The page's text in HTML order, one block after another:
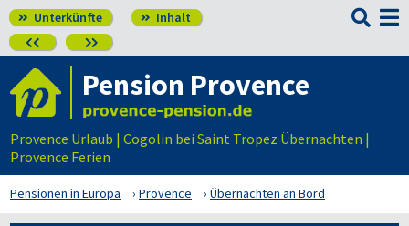
 Unterkünfte  Inhalt
 

Pension Provence
Provence Urlaub | Cogolin bei Saint Tropez Übernachten |
Provence Ferien
Pensionen in Europa Provence Übernachten an Bord